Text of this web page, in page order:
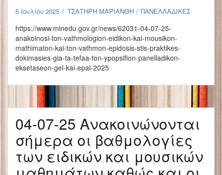
5 Ιουλίου 2025 ΤΣΑΤΗΡΗ ΜΑΡΙΑΝΘΗ ΠΑΝΕΛΛΑΔΙΚΕΣ
https://www.minedu.gov.gr/news/62031-04-07-25-
anakoinosi-ton-vathmologion-eidikon-kai-mousikon-
mathimaton-kai-ton-vathmon-epidosis-stis-praktikes-
dokimasies-gia-ta-tefaa-ton-ypopsifion-panelladikon-
eksetaseon-gel-kai-epal-2025
04-07-25 Ανακοινώνονται
σήμερα οι βαθμολογίες
των ειδικών και μουσικών